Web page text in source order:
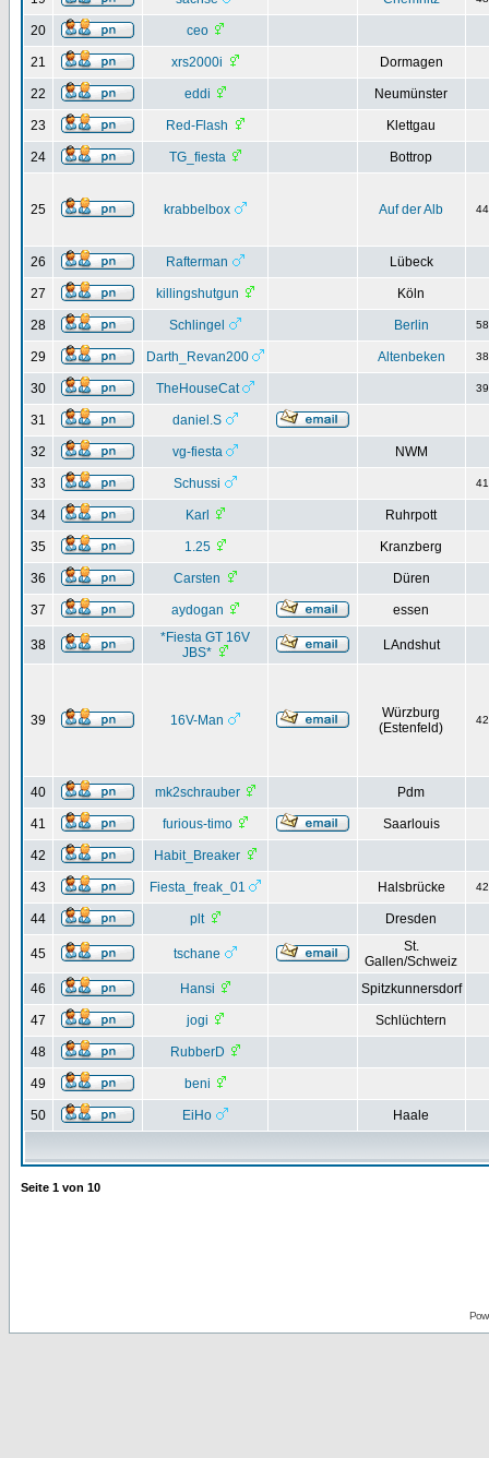
20 ceo
21 xrs2000i Dormagen
22 eddi Neumünster
23 Red-Flash Klettgau
24 TG_fiesta Bottrop
25 krabbelbox Auf der Alb 44
26 Rafterman Lübeck
27 killingshutgun Köln
28 Schlingel Berlin 58
29 Darth_Revan200 Altenbeken 38
30 TheHouseCat 39
31 daniel.S
32 vg-fiesta NWM
33 Schussi 41
34 Karl Ruhrpott
35 1.25 Kranzberg
36 Carsten Düren
37 aydogan essen
38
*Fiesta GT 16V
JBS*
LAndshut
39 16V-Man
Würzburg
(Estenfeld)
42
40 mk2schrauber Pdm
41 furious-timo Saarlouis
42 Habit_Breaker
43 Fiesta_freak_01 Halsbrücke 42
44 plt Dresden
45 tschane
St.
Gallen/Schweiz
46
Hansi Spitzkunnersdorf
47 jogi Schlüchtern
48 RubberD
49 beni
50 EiHo Haale
Seite 1 von 10